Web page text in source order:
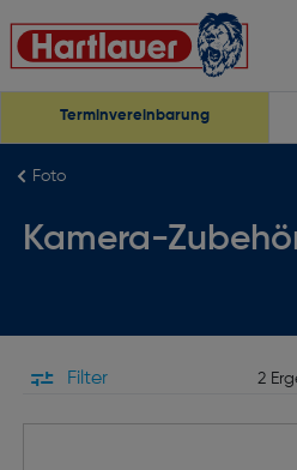
Terminvereinbarung
Foto
Kamera-
Filter 2